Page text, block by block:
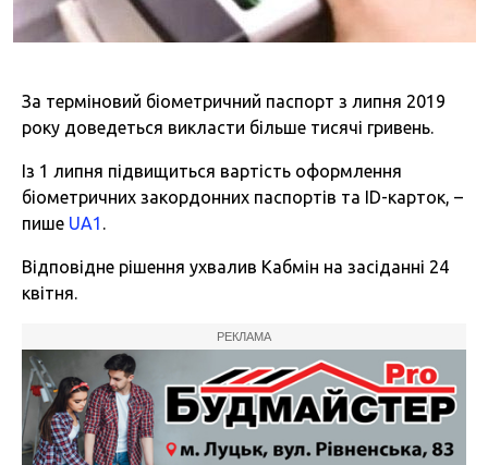
За терміновий біометричний паспорт з липня 2019
року доведеться викласти більше тисячі гривень.
Із 1 липня підвищиться вартість оформлення
біометричних закордонних паспортів та ID-карток, –
пише UA1 .
Відповідне рішення ухвалив Кабмін на засіданні 24
квітня.
РЕКЛАМА